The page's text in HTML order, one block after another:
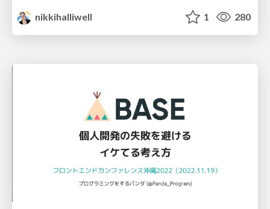
nikkihalliwell
1 280